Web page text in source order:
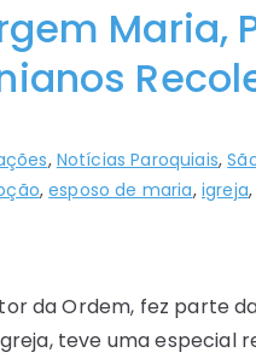
Maria,
, Notícias Paroquiais,
,esposo de maria, igreja
da Ordem, fez parte
teve uma especial